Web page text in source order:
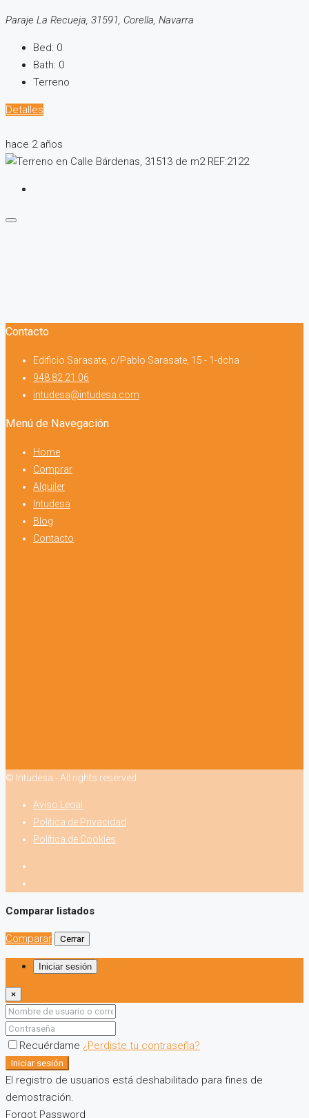
Paraje La Recueja, 31591, Corella, Navarra
Bed: 0
Bath: 0
Terreno
Detalles
hace 2 años
Contacto
Edificio Sarasate, c/Pablo Sarasate, 15 - 1-dcha
948 82 21 06
intudesa@intudesa.com
Menú de Navegación
Home
Comprar
Alquiler
Intudesa
Blog
Contacto
© Intudesa - All rights reserved
Aviso Legal
Política de Privacidad
Política de Cookies
Comparar listados
Comparar Cerrar
Iniciar sesión
×
Recuérdame ¿Perdiste tu contraseña?
Iniciar sesión
El registro de usuarios está deshabilitado para fines de
demostración.
Forgot Password